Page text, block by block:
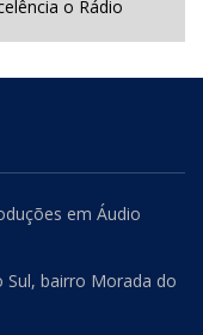
o Rádio
em Áudio
Sul, bairro Morada do